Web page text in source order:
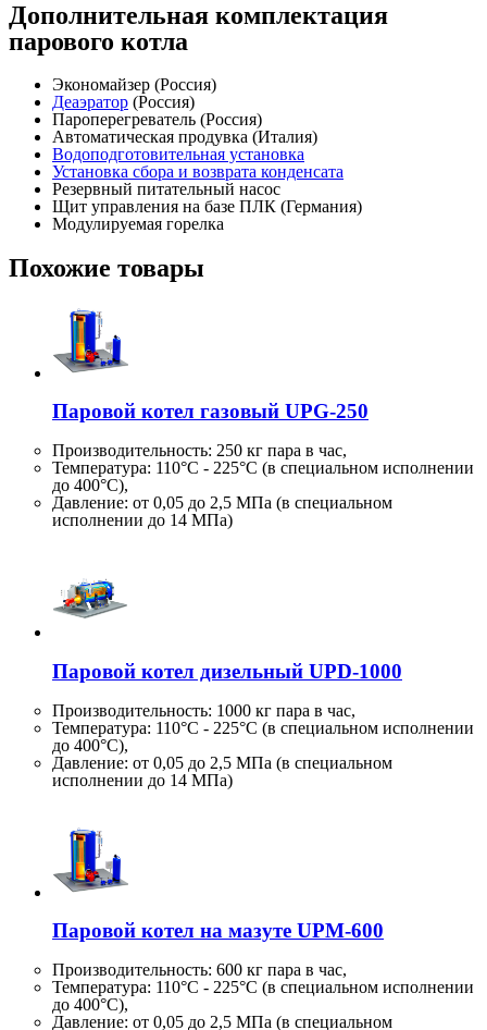
Дополнительная комплектация
парового котла
Экономайзер (Россия)
Деаэратор (Россия)
Пароперегреватель (Россия)
Автоматическая продувка (Италия)
Водоподготовительная установка
Установка сбора и возврата конденсата
Резервный питательный насос
Щит управления на базе ПЛК (Германия)
Модулируемая горелка
Похожие товары
Паровой котел газовый UPG-250
Производительность: 250 кг пара в час,
Температура: 110°C - 225°C (в специальном исполнении
до 400°C),
Давление: от 0,05 до 2,5 МПа (в специальном
исполнении до 14 МПа)
Паровой котел дизельный UPD-1000
Производительность: 1000 кг пара в час,
Температура: 110°C - 225°C (в специальном исполнении
до 400°C),
Давление: от 0,05 до 2,5 МПа (в специальном
исполнении до 14 МПа)
Паровой котел на мазуте UPM-600
Производительность: 600 кг пара в час,
Температура: 110°C - 225°C (в специальном исполнении
до 400°C),
Давление: от 0,05 до 2,5 МПа (в специальном